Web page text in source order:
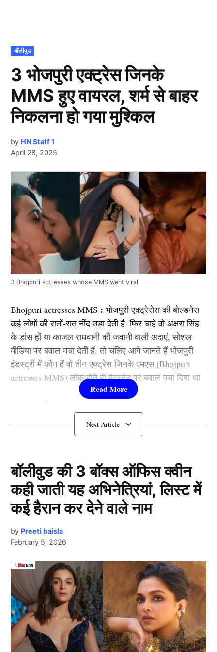
POSTED
IN
बॉलीवुड
3 भोजपुरी एक्ट्रेस जिनके
MMS हुए वायरल, शर्म से बाहर
निकलना हो गया मुश्किल
by HN Staff 1
April 28, 2025
3 Bhojpuri actresses whose MMS went viral
Bhojpuri actresses MMS : भोजपुरी एक्ट्रेसेस की बोल्डनेस
कई लोगों की रातों-रात नींद उड़ा देती है. फिर चाहे वो अक्षरा सिंह
के डांस हों या काजल राघवानी की जवानी वाली अदाएं, सोशल
मीडिया पर बवाल मचा देती हैं. तो चलिए आगे जानते हैं भोजपुरी
इंडस्ट्री में कौन हैं वो तीन एक्ट्रेस जिनके एमएस (Bhojpuri
actresses MMS) लीक होते ही इंटरनेट पर बवाल मचा दिया था.
Trisha Kar Madhu Mms Video Leak
त्रिशा कर मधु साल 2021 में लीक हुए अपने एमएमएस वीडियो
(Bhojpuri actresses MMS) की वजह से काफी चर्चा में रही थीं.
एक्ट्रेस के वायरल वीडियो से भोजपुरी इंडस्ट्री में हड़कंप मच गया
था. इसलिए जब भी त्रिशा कर मधु का नाम आता है तो लोग उस
Next Article
बॉलीवुड की 3 बॉक्स ऑफिस क्वीन
कही जाती यह अभिनेत्रियां, लिस्ट में
कई हैरान कर देने वाले नाम
by Preeti baisla
February 5, 2026